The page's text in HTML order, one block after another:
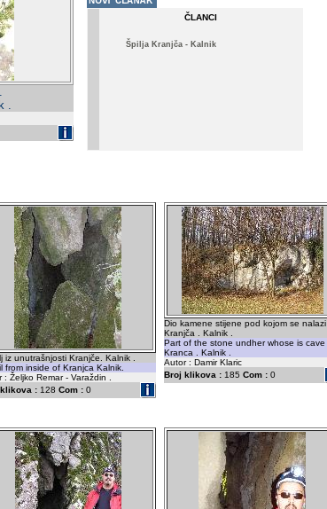
.
ČLANCI
Špilja Kranjča - Kalnik
iz unutrašnjosti Kranjče. Kalnik .
from inside of Kranjca Kalnik.
: Željko Remar - Varaždin .
: 128 Com : 0
Dio kamene stijene pod kojom se nalazi
Kranjča . Kalnik .
Part of the stone undher whose is cave
Kranca . Kalnik .
Autor : Damir Klaric
Broj klikova : 185 Com : 0